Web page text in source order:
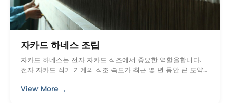
자카드 하네스 조립
자카드 하네스는 전자 자카드 직조에서 중요한 역할을합니다.
전자 자카드 직기 기계의 직조 속도가 최근 몇 년 동안 큰 도약
View More→